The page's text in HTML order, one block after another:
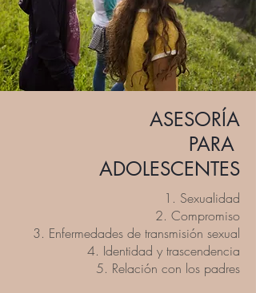
ASESORÍA
PARA
ADOLESCENTES
1. Sexualidad
2. Compromiso
3. Enfermedades de transmisión sexual
4. Identidad y trascendencia
5. Relación con los padres